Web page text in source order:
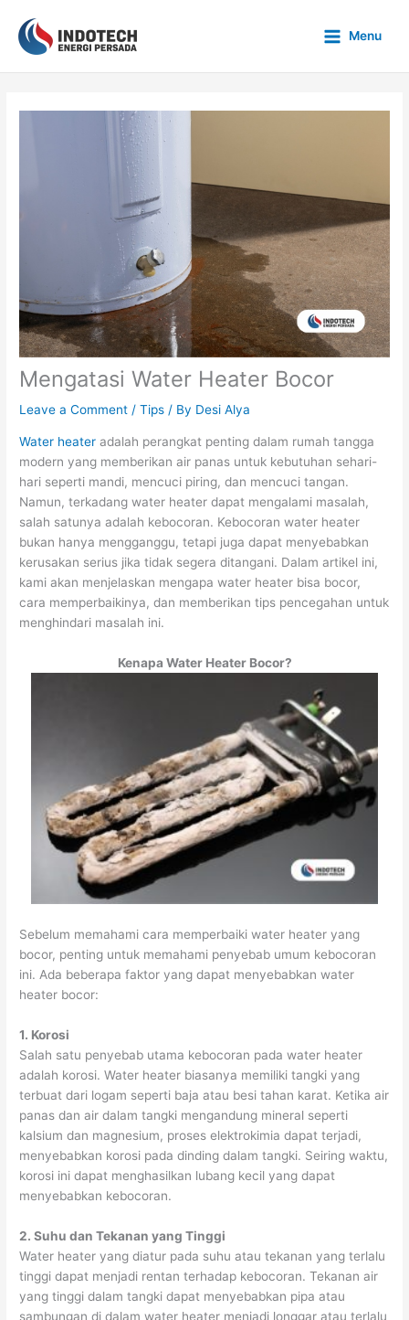
content
Menu
Mengatasi Water Heater Bocor
Leave a Comment /Tips / By Desi Alya
Water heater adalah perangkat penting dalam rumah tangga
modern yang memberikan air panas untuk kebutuhan sehari-
hari seperti mandi, mencuci piring, dan mencuci tangan.
Namun, terkadang water heater dapat mengalami masalah,
salah satunya adalah kebocoran. Kebocoran water heater
bukan hanya mengganggu, tetapi juga dapat menyebabkan
kerusakan serius jika tidak segera ditangani. Dalam artikel ini,
kami akan menjelaskan mengapa water heater bisa bocor,
cara memperbaikinya, dan memberikan tips pencegahan untuk
menghindari masalah ini.
Kenapa Water Heater Bocor?
Sebelum memahami cara memperbaiki water heater yang
bocor, penting untuk memahami penyebab umum kebocoran
ini. Ada beberapa faktor yang dapat menyebabkan water
heater bocor:
1. Korosi
Salah satu penyebab utama kebocoran pada water heater
adalah korosi. Water heater biasanya memiliki tangki yang
terbuat dari logam seperti baja atau besi tahan karat. Ketika air
panas dan air dalam tangki mengandung mineral seperti
kalsium dan magnesium, proses elektrokimia dapat terjadi,
menyebabkan korosi pada dinding dalam tangki. Seiring waktu,
korosi ini dapat menghasilkan lubang kecil yang dapat
menyebabkan kebocoran.
2. Suhu dan Tekanan yang Tinggi
Water heater yang diatur pada suhu atau tekanan yang terlalu
tinggi dapat menjadi rentan terhadap kebocoran. Tekanan air
yang tinggi dalam tangki dapat menyebabkan pipa atau
sambungan di dalam water heater menjadi longgar atau terlalu